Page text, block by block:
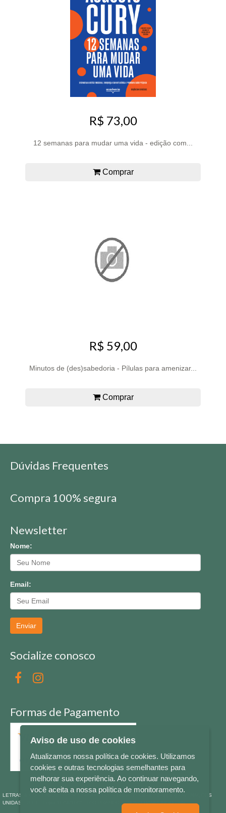
R$ 73,00
12 semanas para mudar uma vida - edição com...
Comprar
R$ 59,00
Minutos de (des)sabedoria - Pílulas para amenizar...
Comprar
Dúvidas Frequentes
Compra 100% segura
Newsletter
Nome:
Email:
Enviar
Socialize conosco
Formas de Pagamento
LETRAS & CIA - CNPJ n° 88.587.548/0001-20 - Térreo Bourbon Shopping - AV. NAÇÕES
UNIDAS , 2001 - Lojas 1064/1065 - RIO BRANCO - - NOVO HAMBURGO - RS
Aviso de uso de cookies
Atualizamos nossa política de cookies. Utilizamos
cookies e outras tecnologias semelhantes para
melhorar sua experiência. Ao continuar navegando,
você aceita a nossa política de monitoramento.